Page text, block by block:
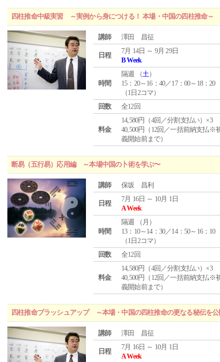
四柱推命中級実習 ～実例から身につける！ 本場・中国の四柱推命～
講師 澤田 昌征
日程
7月 14日 ～ 9月 29日
B Week
時間
隔週 （土）
15：20～16：40／17：00～18：20
（1日2コマ）
回数
全12回
料金
14,580円（4回／分割支払い）×3
40,500円（12回／一括前納支払※
義開始前まで）
断易（五行易）応用編 ～本場中国の卜術を学ぶ〜
講師 保坂 昌利
日程
7月 16日 ～ 10月 1日
A Week
時間
隔週 （ 月 ）
13：10～14：30／14：50～16：10
（1日2コマ）
回数
全12回
料金
14,580円（4回／分割支払い）×3
40,500円（12回／一括前納支払※
義開始前まで）
四柱推命ブラッシュアップ ～本場・中国の四柱推命の更なる秘伝を
講師 澤田 昌征
日程
7月 16日 ～ 10月 1日
A Week